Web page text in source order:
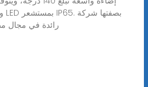
رائدة في مجال